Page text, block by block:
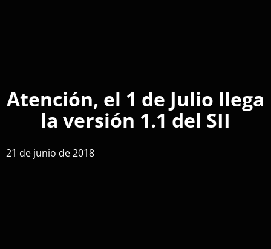
Atención, el 1 de Julio llega
la versión 1.1 del SII
21 de junio de 2018